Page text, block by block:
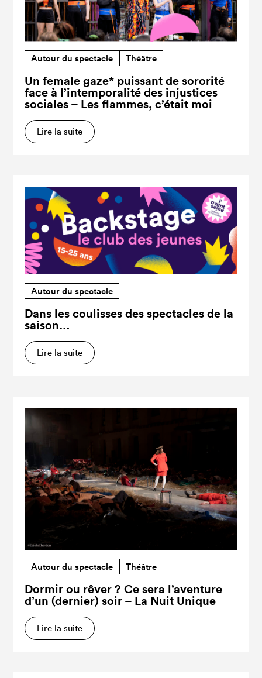
Autour du spectacle Théâtre
Un female gaze* puissant de sororité
face à l’intemporalité des injustices
sociales – Les flammes, c’était moi
Lire la suite
Autour du spectacle
Dans les coulisses des spectacles de la
saison…
Lire la suite
Autour du spectacle Théâtre
Dormir ou rêver ? Ce sera l’aventure
d’un (dernier) soir – La Nuit Unique
Lire la suite